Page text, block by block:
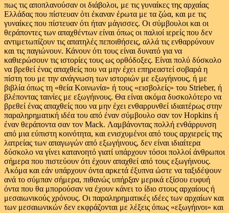
πως τις αποπλανούσαν οι διάβολοι, με τις γυναίκες της αρχαίας
Ελλάδας που πίστευαν ότι έκαναν έρωτα με τα ζώα, και με τις
γυναίκες που πίστευαν ότι ήταν μάγισσες. Οι σύμβουλοι και οι
θεράποντες των απαχθέντων είναι όπως οι παλιοί ιερείς που δεν
αντιμετωπίζουν τις απατηλές πεποιθήσεις, αλλά τις ενθαρρύνουν
και τις παγιώνουν. Κάνουν ότι τους είναι δυνατό για να
καθιερώσουν τις ιστορίες τους ως ορθόδοξες. Είναι πολύ δύσκολο
να βρεθεί ένας απαχθείς που να μην έχει επηρεαστεί σοβαρά η
πίστη του με την ανάγνωση των ιστοριών με εξωγήινους, ή με
βιβλία όπως τη «θεία Κοινωνία» ή τους «εισβολείς» του Strieber, ή
βλέποντας ταινίες με εξωγήινους. Θα είναι ακόμα δυσκολότερο να
βρεθεί ένας απαχθείς που να μην έχει ενθαρρυνθεί ιδιαιτέρως στην
παραληρηματική ιδέα του από έναν σύμβουλο σαν τον Hopkins ή
έναν θεράποντα σαν τον Mack. Λαμβάνοντας πολλή ενθάρρυνση
από μια εύπιστη κοινότητα, και ενισχυμένοι από τους αρχιερείς της
λατρείας των απαγωγών από εξωγήινους, δεν είναι ιδιαίτερα
δύσκολο να γίνει κατανοητό γιατί υπάρχουν τόσοι πολλοί άνθρωποι
σήμερα που πιστεύουν ότι έχουν απαχθεί από τους εξωγήινους.
Ακόμα και εάν υπάρχουν όντα αρκετά έξυπνα ώστε να ταξιδέψουν
ανά το σύμπαν σήμερα, πιθανώς υπήρξαν μερικά εξίσου ευφυή
όντα που θα μπορούσαν να έχουν κάνει το ίδιο στους αρχαίους ή
μεσαιωνικούς χρόνους. Οι παραληρηματικές ιδέες των αρχαίων και
των μεσαιωνικών δεν εκφράζονται με λέξεις όπως «εξωγήινοι» και